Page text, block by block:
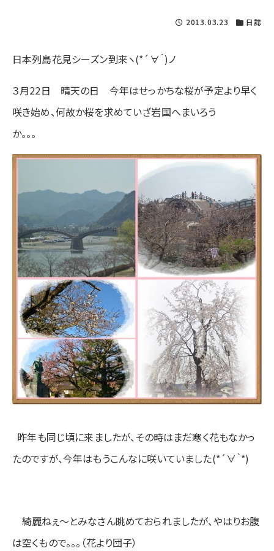
2013.03.23 日誌
日本列島花見シーズン到来ヽ(*´∀｀)ノ
３月22日 晴天の日 今年はせっかちな桜が予定より早く
咲き始め、何故か桜を求めていざ岩国へまいろう
か。。。
昨年も同じ頃に来ましたが、その時はまだ寒く花もなかっ
たのですが、今年はもうこんなに咲いていました(*´∀｀*)
綺麗ねぇ～とみなさん眺めておられましたが、やはりお腹
は空くもので。。。（花より団子）